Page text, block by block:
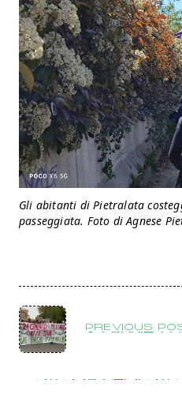
Gli abitanti di Pietralata
passeggiata. Foto di Agnese
PREVIOUS
25 Aprile:
STESSA CRISI,